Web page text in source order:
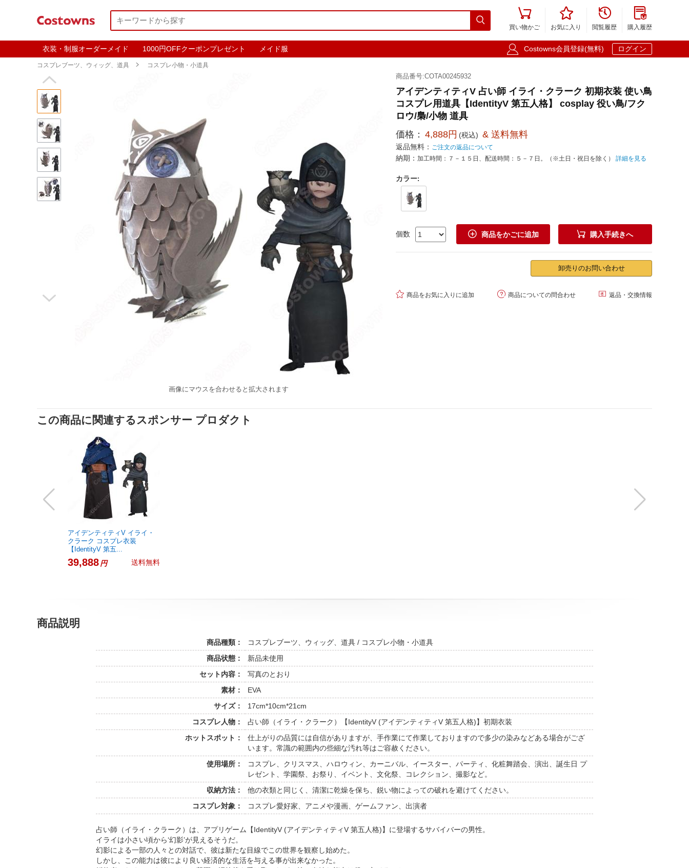


買い物かご

お気に入り

閲覧履歴

購入履歴
衣装・制服オーダーメイド 1000円OFFクーポンプレゼント メイド服  Costowns会員登録(無料) ログイン
コスプレブーツ、ウィッグ、道具  コスプレ小物・小道具


画像にマウスを合わせると拡大されます
商品番号:COTA00245932
アイデンティティV 占い師 イライ・クラーク 初期衣装 使い鳥
コスプレ用道具【IdentityV 第五人格】 cosplay 役い鳥/フク
ロウ/梟/小物 道具
価格： 4,888円 (税込) & 送料無料
返品無料： ご注文の返品について
納期： 加工時間：７－１５日、配送時間：５－７日。（※土日・祝日を除く） 詳細を見る
カラー:
個数  商品をかごに追加  購入手続きへ
卸売りのお問い合わせ
 商品をお気に入りに追加  商品についての問合わせ  返品・交換情報
この商品に関連するスポンサー プロダクト
アイデンティティV イライ・
クラーク コスプレ衣装
【IdentityV 第五...
39,888円 送料無料
商品説明
商品種類：
コスプレブーツ、ウィッグ、道具 / コスプレ小物・小道具
商品状態：
新品未使用
セット内容：
写真のとおり
素材：
EVA
サイズ：
17cm*10cm*21cm
コスプレ人物：
占い師（イライ・クラーク）【IdentityV (アイデンティティV 第五人格)】初期衣装
ホットスポット：
仕上がりの品質には自信がありますが、手作業にて作業しておりますので多少の染みなどある場合がござ
います。常識の範囲内の些細な汚れ等はご容赦ください。
使用場所：
コスプレ、クリスマス、ハロウィン、カーニバル、イースター、パーティ、化粧舞踏会、演出、誕生日 プ
レゼント、学園祭、お祭り、イベント、文化祭、コレクション、撮影など。
収納方法：
他の衣類と同じく、清潔に乾燥を保ち、鋭い物によっての破れを避けてください。
コスプレ対象：
コスプレ愛好家、アニメや漫画、ゲームファン、出演者
占い師（イライ・クラーク）は、アプリゲーム【IdentityV (アイデンティティV 第五人格)】に登場するサバイバーの男性。
イライは小さい頃から‘幻影’が見えるそうだ。
幻影による一部の人々との対話で、彼は新たな目線でこの世界を観察し始めた。
しかし、この能力は彼により良い経済的な生活を与える事が出来なかった。